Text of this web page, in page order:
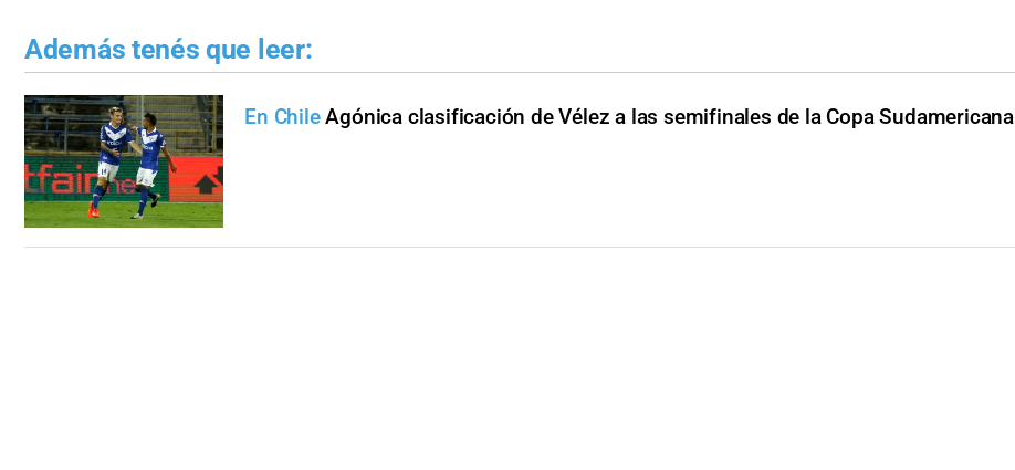
Además tenés que leer:
En Chile Agónica clasificación de Vélez a las semifinales de la Copa Sudamericana